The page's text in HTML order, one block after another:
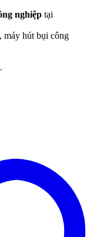
nghiệp tại
máy hút bụi công